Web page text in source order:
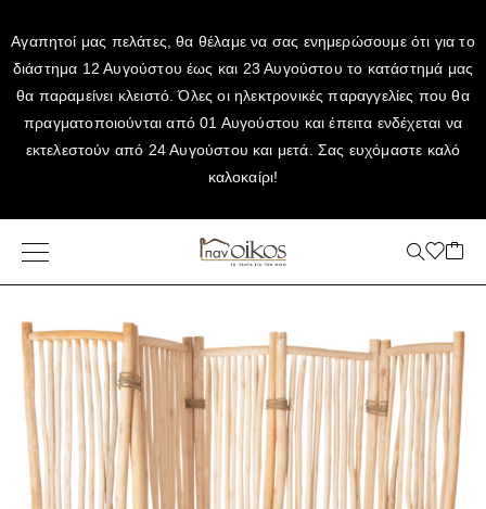
Αγαπητοί μας πελάτες, θα θέλαμε να σας ενημερώσουμε ότι για το
διάστημα 12 Αυγούστου έως και 23 Αυγούστου το κατάστημά μας
θα παραμείνει κλειστό. Όλες οι ηλεκτρονικές παραγγελίες που θα
πραγματοποιούνται από 01 Αυγούστου και έπειτα ενδέχεται να
εκτελεστούν από 24 Αυγούστου και μετά. Σας ευχόμαστε καλό
καλοκαίρι!